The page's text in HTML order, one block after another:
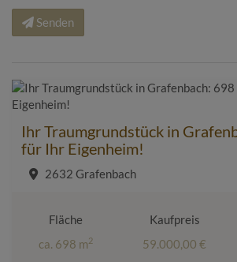
Senden
Ihr Traumgrundstück in
für Ihr Eigenheim!
2632 Grafenbach
Fläche
ca. 698 m2
Kaufpreis
59.000,00 €